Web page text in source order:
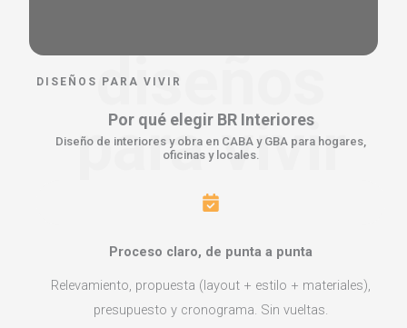
diseños
para vivir
DISEÑOS PARA VIVIR
Por qué elegir BR Interiores
Diseño de interiores y obra en CABA y GBA para hogares,
oficinas y locales.
Proceso claro, de punta a punta
Relevamiento, propuesta (layout + estilo + materiales),
presupuesto y cronograma. Sin vueltas.